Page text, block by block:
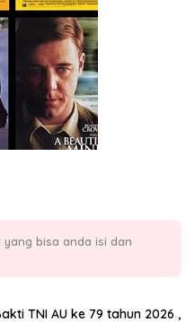
bisa anda isi dan
TNI AU ke 79 tahun 2026 ,